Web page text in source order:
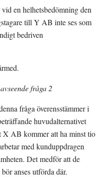
en helhetsbedömning den
till Y AB inte ses som
bedriven
fråga 2
fråga överensstämmer i
huvudalternativet
X AB kommer att ha minst tio
med kunduppdragen
Det medför att de
anses utförda där.